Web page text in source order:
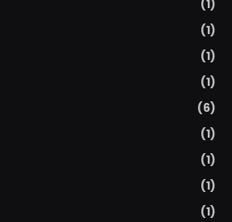
(1)
(1)
(1)
(1)
(6)
(1)
(1)
(1)
(1)